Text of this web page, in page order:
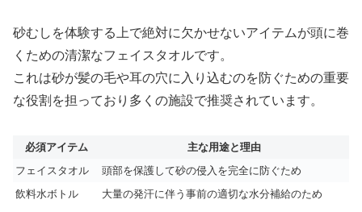
砂むしを体験する上で絶対に欠かせないアイテムが頭に巻
くための清潔なフェイスタオルです。
これは砂が髪の毛や耳の穴に入り込むのを防ぐための重要
な役割を担っており多くの施設で推奨されています。
必須アイテム
主な用途と理由
フェイスタオル
頭部を保護して砂の侵入を完全に防ぐため
飲料水ボトル
大量の発汗に伴う事前の適切な水分補給のため